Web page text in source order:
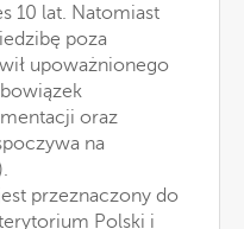
10 lat. Natomiast
poza
upoważnionego
oraz
na
przeznaczony do
Polski i